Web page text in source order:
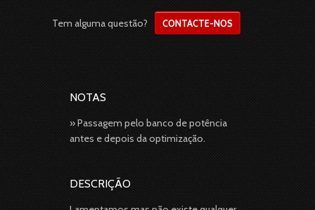
Tem alguma questão? CONTACTE-NOS
NOTAS
» Passagem pelo banco de potência
antes e depois da optimização.
DESCRIÇÃO